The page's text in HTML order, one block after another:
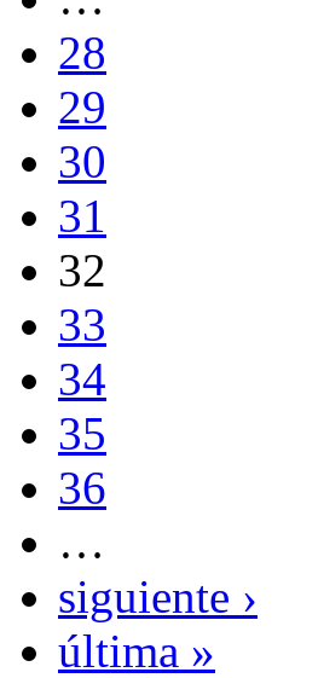
28
29
30
31
32
33
34
35
36
…
siguiente ›
última »